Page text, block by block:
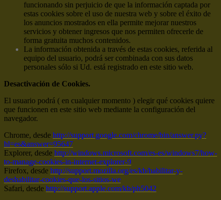
funcionando sin perjuicio de que la información captada por
estas cookies sobre el uso de nuestra web y sobre el éxito de
los anuncios mostrados en ella permite mejorar nuestros
servicios y obtener ingresos que nos permiten ofrecerle de
forma gratuita muchos contenidos.
La información obtenida a través de estas cookies, referida al
equipo del usuario, podrá ser combinada con sus datos
personales sólo si Ud. está registrado en este sitio web.
Desactivación de Cookies.
El usuario podrá ( en cualquier momento ) elegir qué cookies quiere
que funcionen en este sitio web mediante la configuración del
navegador.
Chrome, desde http://support.google.com/chrome/bin/answer.py?
hl=es&answer=95647
Explorer, desde http://windows.microsoft.com/es-es/windows7/how-
to-manage-cookies-in-internet-explorer-9
Firefox, desde http://support.mozilla.org/es/kb/habilitar-y-
deshabilitar-cookies-que-los-sitios-we
Safari, desde http://support.apple.com/kb/ph5042